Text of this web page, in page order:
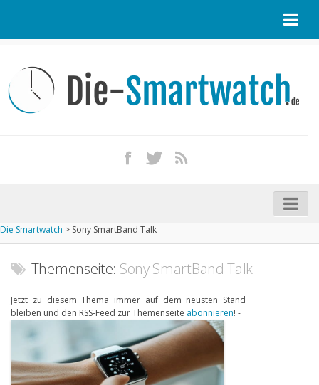
Kontakt / Tipp geben
Impressum
iPhone kaufen
Startseite
Aktuelle Smartwatches im Test
Marken und Modelle
Handytarife
BASE
Die Smartwatch > Sony SmartBand Talk
Themenseite: Sony SmartBand Talk
Jetzt zu diesem Thema immer auf dem neusten Stand
bleiben und den RSS-Feed zur Themenseite abonnieren! -